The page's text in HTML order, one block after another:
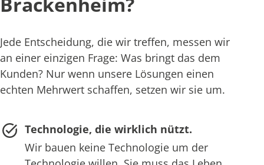
Jede Entscheidung, die wir treffen, messen wir
an einer einzigen Frage: Was bringt das dem
Kunden? Nur wenn unsere Lösungen einen
echten Mehrwert schaffen, setzen wir sie um.
Technologie, die wirklich nützt.
Wir bauen keine Technologie um der